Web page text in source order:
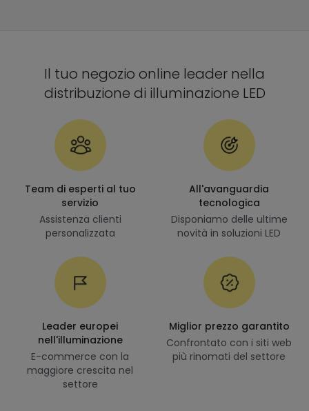
Il tuo negozio online leader nella
distribuzione di illuminazione LED
Team di esperti al tuo
servizio
Assistenza clienti
personalizzata
All'avanguardia
tecnologica
Disponiamo delle ultime
novità in soluzioni LED
Leader europei
nell'illuminazione
E-commerce con la
maggiore crescita nel
settore
Miglior prezzo garantito
Confrontato con i siti web
più rinomati del settore